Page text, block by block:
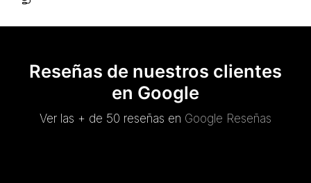
Reseñas de nuestros clientes
en Google
Ver las + de 50 reseñas en Google Reseñas